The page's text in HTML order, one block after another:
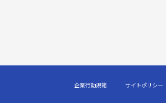
企業行動規範 サイトポリシー